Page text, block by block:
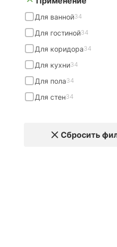
Для ванной34
Для гостиной34
Для коридора34
Для кухни34
Для пола34
Для стен34
Сбросить